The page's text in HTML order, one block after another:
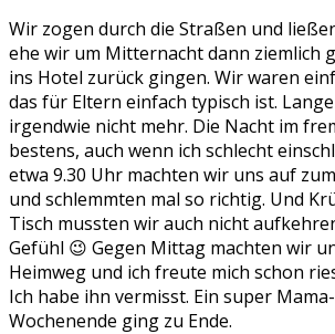
Wir zogen durch die Straßen und
ehe wir um Mitternacht dann ziemlich
ins Hotel zurück gingen. Wir waren
das für Eltern einfach typisch ist.
irgendwie nicht mehr. Die Nacht im
bestens, auch wenn ich schlecht
etwa 9.30 Uhr machten wir uns auf
und schlemmten mal so richtig. Und
Tisch mussten wir auch nicht
Gefühl 😉 Gegen Mittag machten wir
Heimweg und ich freute mich schon
Ich habe ihn vermisst. Ein super
Wochenende ging zu Ende.